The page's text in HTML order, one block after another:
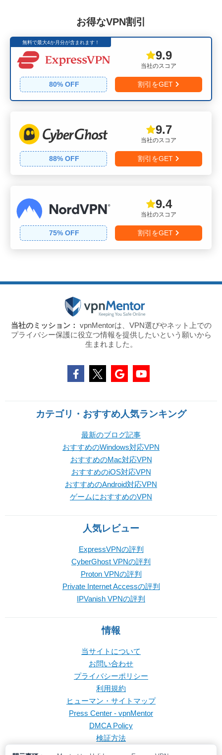
お得なVPN割引
無料で最大4か月分が含まれます！
当社のスコア
9.9
80% OFF 割引をGET
当社のスコア
9.7
88% OFF 割引をGET
当社のスコア
9.4
75% OFF 割引をGET
当社のミッション： vpnMentorは、VPN選びやネット上での
プライバシー保護に役立つ情報を提供したいという願いから
生まれました。
カテゴリ・おすすめ人気ランキング
最新のブログ記事
おすすめのWindows対応VPN
おすすめのMac対応VPN
おすすめのiOS対応VPN
おすすめのAndroid対応VPN
ゲームにおすすめのVPN
人気レビュー
ExpressVPNの評判
CyberGhost VPNの評判
Proton VPNの評判
Private Internet Accessの評判
IPVanish VPNの評判
情報
当サイトについて
お問い合わせ
プライバシーポリシー
利用規約
ヒューマン・サイトマップ
Press Center - vpnMentor
DMCA Policy
検証方法